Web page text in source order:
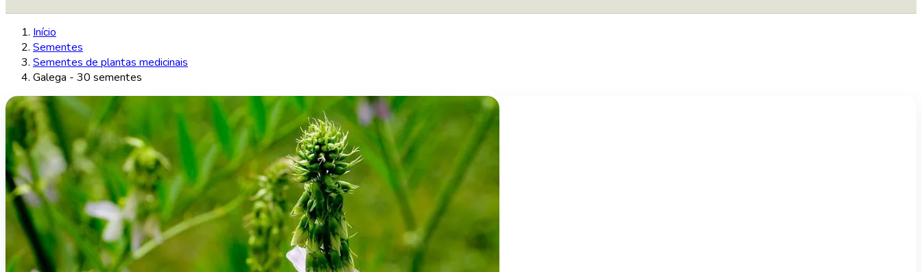
Início
Sementes
Sementes de plantas medicinais
Galega - 30 sementes